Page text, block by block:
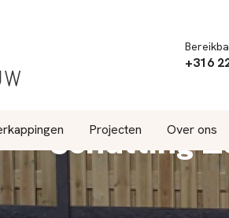
+316
Projecten Over ons
Schutting